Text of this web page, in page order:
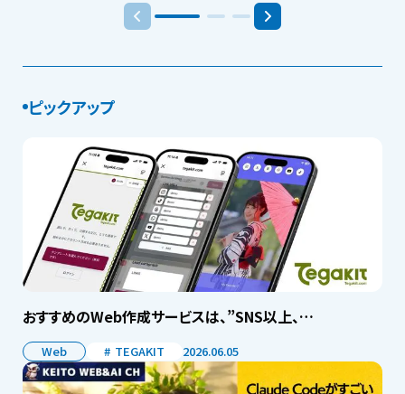
ピックアップ
おすすめのWeb作成サービスは、”SNS以上、…
Web TEGAKIT 2026.06.05